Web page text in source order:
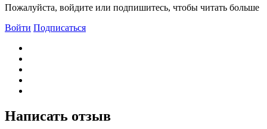
Пожалуйста, войдите или подпишитесь, чтобы читать больше
Войти Подписаться
Написать отзыв